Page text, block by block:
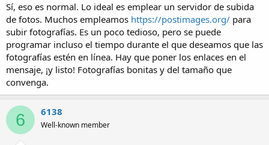
Sí, eso es normal. Lo ideal es emplear un servidor de subida
de fotos. Muchos empleamos https://postimages.org/ para
subir fotografías. Es un poco tedioso, pero se puede
programar incluso el tiempo durante el que deseamos que las
fotografías estén en línea. Hay que poner los enlaces en el
mensaje, ¡y listo! Fotografías bonitas y del tamaño que
convenga.
6 6138
Well-known member